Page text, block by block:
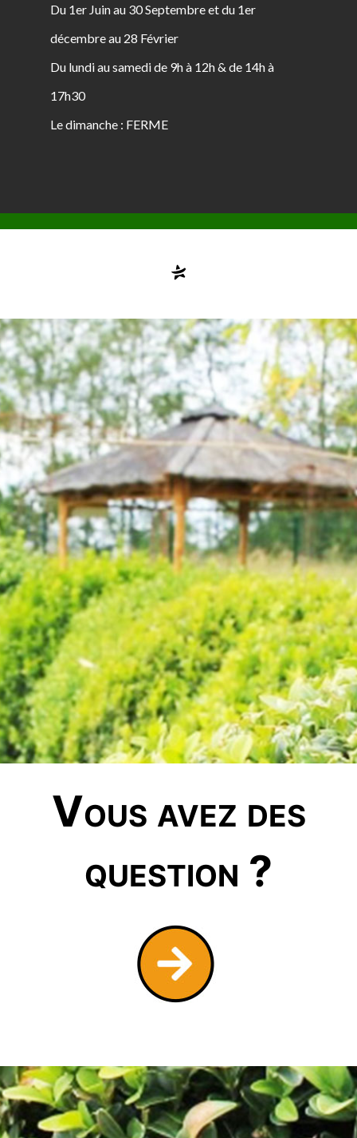
Du 1er Juin au 30 Septembre et du 1er
décembre au 28 Février
Du lundi au samedi de 9h à 12h & de 14h à
17h30
Le dimanche : FERME
Vous avez des
question ?